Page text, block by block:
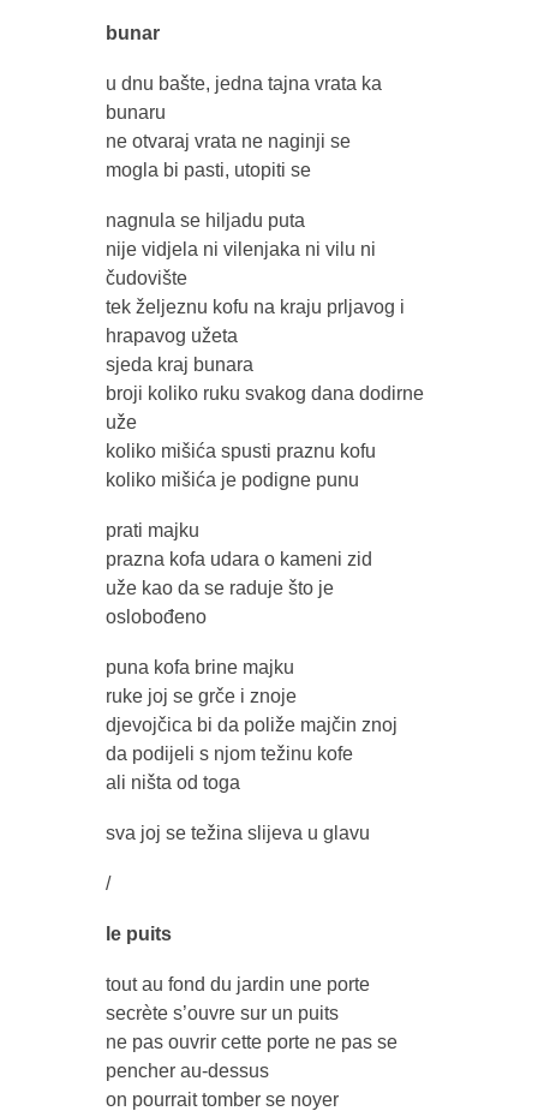
bunar
u dnu bašte, jedna tajna vrata ka
bunaru
ne otvaraj vrata ne naginji se
mogla bi pasti, utopiti se
nagnula se hiljadu puta
nije vidjela ni vilenjaka ni vilu ni
čudovište
tek željeznu kofu na kraju prljavog i
hrapavog užeta
sjeda kraj bunara
broji koliko ruku svakog dana dodirne
uže
koliko mišića spusti praznu kofu
koliko mišića je podigne punu
prati majku
prazna kofa udara o kameni zid
uže kao da se raduje što je
oslobođeno
puna kofa brine majku
ruke joj se grče i znoje
djevojčica bi da poliže majčin znoj
da podijeli s njom težinu kofe
ali ništa od toga
sva joj se težina slijeva u glavu
/
le puits
tout au fond du jardin une porte
secrète s’ouvre sur un puits
ne pas ouvrir cette porte ne pas se
pencher au-dessus
on pourrait tomber se noyer